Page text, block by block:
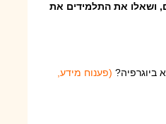
ושאלו את התלמידים את
ביוגרפיה? (פענוח מידע,